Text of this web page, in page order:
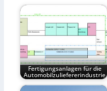
Fertigungsanlagen für die
Automobilzuliefererindustrie